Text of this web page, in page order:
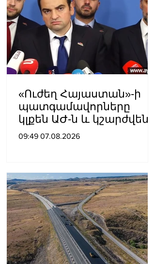
«Ուժեղ Հայաստան»-ի
պատգամավորները
կլքեն ԱԺ-ն և կշարժվեն
դեպի Էջմիածին
09:49 07.08.2026